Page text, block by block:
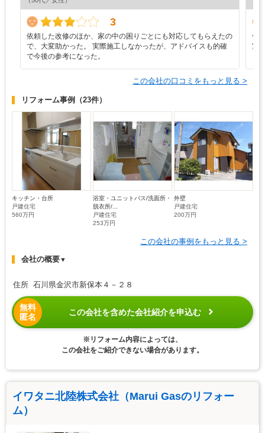
3
依頼した改修のほか、家の中の困りごとにも対応してもらえたの
で、大変助かった。 実際施工しなかったが、アドバイスも的確
で今後の参考になった。
仕
室
この会社の口コミをもっと見る >
リフォーム事例 （23件）
キッチン・台所
戸建住宅
560万円
浴室・ユニットバス/洗面所・
脱衣所/...
戸建住宅
253万円
外壁
戸建住宅
200万円
この会社の事例をもっと見る >
会社の概要▼
住所 石川県金沢市新保本４－２８
無料
匿名
この会社を含めた会社紹介を申込む
※リフォーム内容によっては、
この会社をご紹介できない場合があります。
イワタニ北陸株式会社（Marui Gasのリフォー
ム）